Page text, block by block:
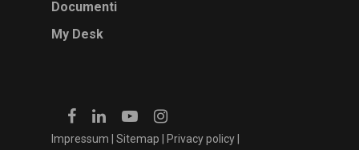
Documenti
My Desk
Impressum Sitemap Privacy policy